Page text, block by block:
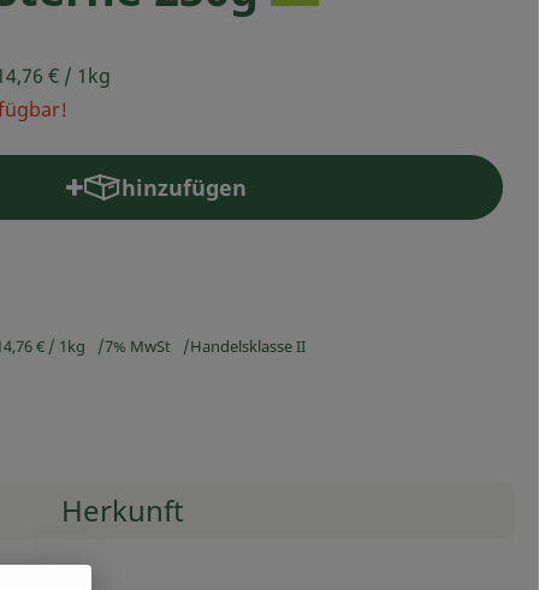
€ / 1kg
hinzufügen
Produkt zum Warenkorb hinzufügen
€ / 1kg 7% MwSt Handelsklasse II
Herkunft